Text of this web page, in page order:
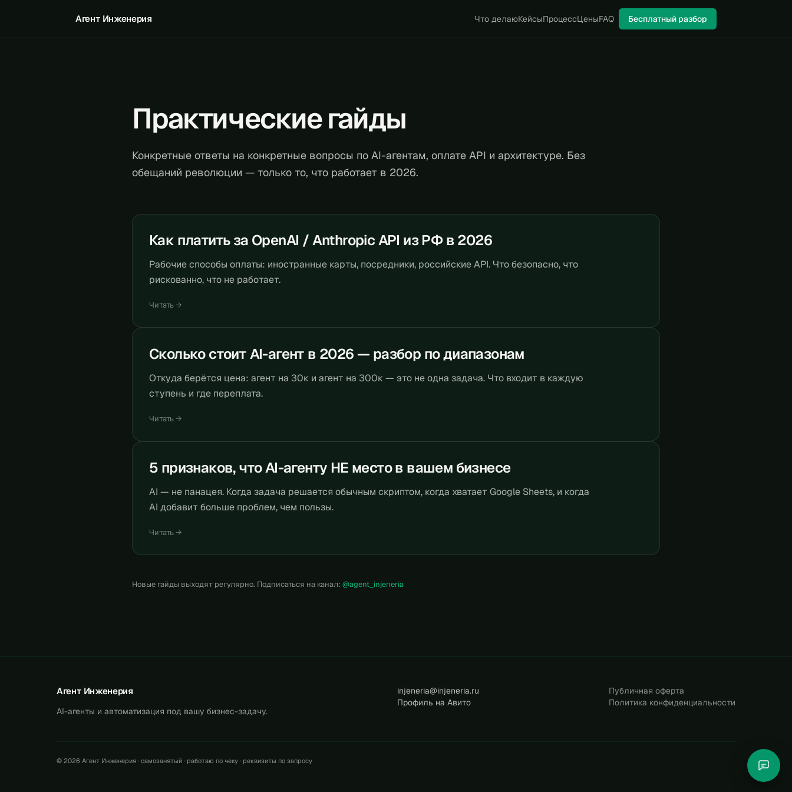
Агент Инженерия Что делаюКейсыПроцессЦеныFAQ Бесплатный разбор
Практические гайды
Конкретные ответы на конкретные вопросы по AI-агентам, оплате API и архитектуре. Без
обещаний революции — только то, что работает в 2026.
Как платить за OpenAI / Anthropic API из РФ в 2026
Рабочие способы оплаты: иностранные карты, посредники, российские API. Что безопасно, что
рискованно, что не работает.
Читать →
Сколько стоит AI-агент в 2026 — разбор по диапазонам
Откуда берётся цена: агент на 30к и агент на 300к — это не одна задача. Что входит в каждую
ступень и где переплата.
Читать →
5 признаков, что AI-агенту НЕ место в вашем бизнесе
AI — не панацея. Когда задача решается обычным скриптом, когда хватает Google Sheets, и когда
AI добавит больше проблем, чем пользы.
Читать →
Новые гайды выходят регулярно. Подписаться на канал: @agent_injeneria
Агент Инженерия
AI-агенты и автоматизация под вашу бизнес-задачу.
injeneria@injeneria.ru
Профиль на Авито
Публичная оферта
Политика конфиденциальности
© 2026 Агент Инженерия · самозанятый · работаю по чеку · реквизиты по запросу